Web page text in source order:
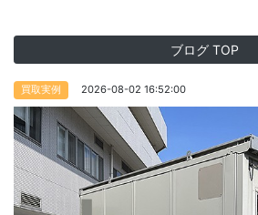
ブログ TOP
買取実例 2026-08-02 16:52:00